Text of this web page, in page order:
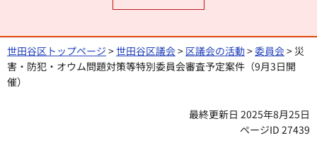
世田谷区トップページ >世田谷区議会> 区議会の活動>委員会> 災
害・防犯・オウム問題対策等特別委員会審査予定案件（9月3日開
催）
最終更新日 2025年8月25日
ページID 27439